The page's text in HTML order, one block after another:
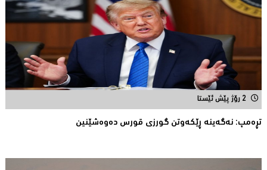
2 رۆژ پێش ئێستا
تڕه‌مپ: نه‌گه‌ینه‌ ڕێكه‌وتن گورزی قورس ده‌وه‌شێنین